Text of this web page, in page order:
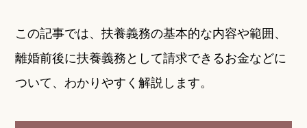
この記事では、扶養義務の基本的な内容や範囲、
離婚前後に扶養義務として請求できるお金などに
ついて、わかりやすく解説します。